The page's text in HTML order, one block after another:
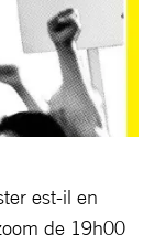
est-il en
de 19h00